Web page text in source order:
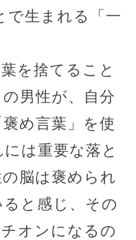
で生まれる「一
を捨てること
男性が、自分
め言葉」を使
は重要な落と
脳は褒められ
と感じ、その
オンになるの